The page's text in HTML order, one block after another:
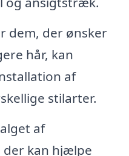
dem, der ønsker
hår, kan
af
stilarter.
af
kan hjælpe